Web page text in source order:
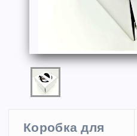
Коробка для